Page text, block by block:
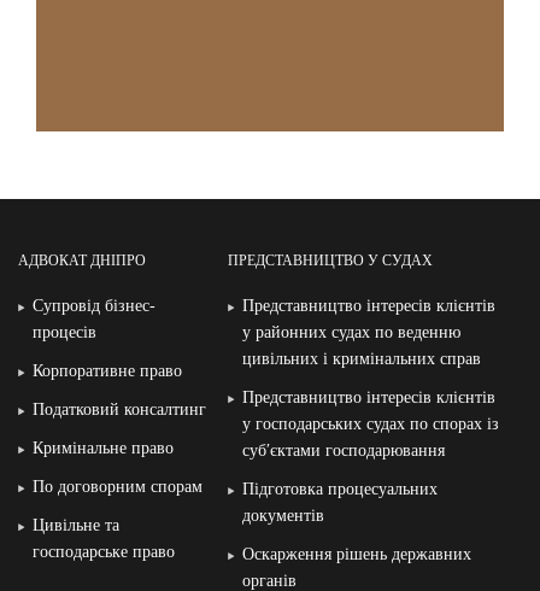
АДВОКАТ ДНІПРО
Супровід бізнес-
процесів
Корпоративне право
Податковий консалтинг
Кримінальне право
По договорним спорам
Цивільне та
господарське право
ПРЕДСТАВНИЦТВО У СУДАХ
Представництво інтересів клієнтів
у районних судах по веденню
цивільних і кримінальних справ
Представництво інтересів клієнтів
у господарських судах по спорах із
суб′єктами господарювання
Підготовка процесуальних
документів
Оскарження рішень державних
органів